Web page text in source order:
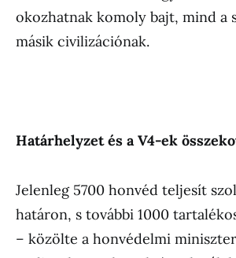
okozhatnak komoly bajt, mind a
másik civilizációnak.
Határhelyzetés a V4-ek
Jelenleg 5700 honvéd teljesít
határon, s további 1000
– közölte a honvédelmi